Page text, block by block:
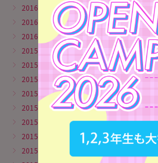
2016年3月
2016年2月
2016年1月
2015年12月
2015年11月
2015年10月
2015年9月
2015年8月
2015年7月
2015年6月
2015年5月